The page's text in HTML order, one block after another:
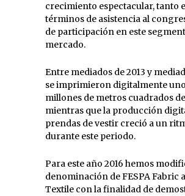
crecimiento espectacular, tanto
términos de asistencia al
de participación en este
mercado.
Entre mediados de 2013 y
se imprimieron digitalmente
millones de metros cuadrados
mientras que la producción
prendas de vestir creció a un
durante este periodo.
Para este año 2016 hemos
denominación de FESPA Fabric
Textile con la finalidad de